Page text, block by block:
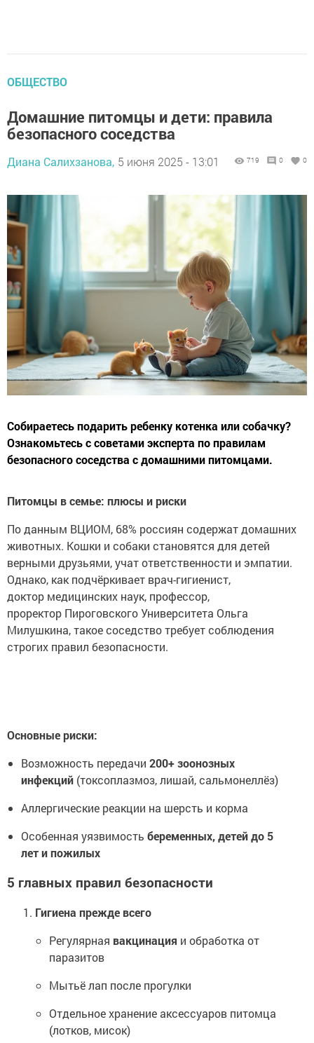
ОБЩЕСТВО
Домашние питомцы и дети: правила
безопасного соседства
Диана Салихзанова, 5 июня 2025 - 13:01 719 0 0
Собираетесь подарить ребенку котенка или собачку?
Ознакомьтесь с советами эксперта по правилам
безопасного соседства с домашними питомцами.
Питомцы в семье: плюсы и риски
По данным ВЦИОМ, 68% россиян содержат домашних
животных. Кошки и собаки становятся для детей
верными друзьями, учат ответственности и эмпатии.
Однако, как подчёркивает врач-гигиенист,
доктор медицинских наук, профессор,
проректор Пироговского Университета Ольга
Милушкина, такое соседство требует соблюдения
строгих правил безопасности.
Основные риски:
Возможность передачи 200+ зоонозных
инфекций (токсоплазмоз, лишай, сальмонеллёз)
Аллергические реакции на шерсть и корма
Особенная уязвимость беременных, детей до 5
лет и пожилых
5 главных правил безопасности
Гигиена прежде всего
Регулярная вакцинация и обработка от
паразитов
Мытьё лап после прогулки
Отдельное хранение аксессуаров питомца
(лотков, мисок)